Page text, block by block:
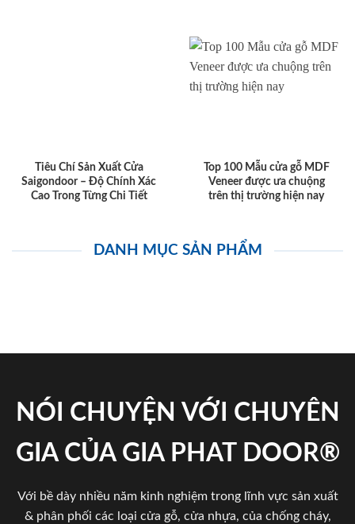
Tiêu Chí Sản Xuất Cửa
Saigondoor – Độ Chính Xác
Cao Trong Từng Chi Tiết
Top 100 Mẫu cửa gỗ MDF
Veneer được ưa chuộng
trên thị trường hiện nay
DANH MỤC SẢN PHẨM
NÓI CHUYỆN VỚI CHUYÊN
GIA CỦA GIA PHAT DOOR®
Với bề dày nhiều năm kinh nghiệm trong lĩnh vực sản xuất
& phân phối các loại cửa gỗ, cửa nhựa, của chống cháy,